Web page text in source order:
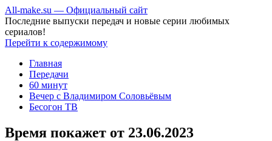
All-make.su — Официальный сайт
Последние выпуски передач и новые серии любимых
сериалов!
Перейти к содержимому
Главная
Передачи
60 минут
Вечер с Владимиром Соловьёвым
Бесогон ТВ
Время покажет от 23.06.2023